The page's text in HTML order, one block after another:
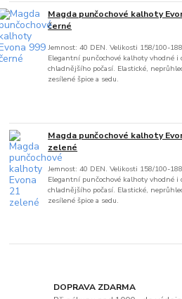
Magda punčochové kalhoty
černé
Jemnost: 40 DEN. Velikosti 158/100-
Elegantní punčochové kalhoty vhodné i
chladnějšího počasí. Elastické,
zesílené špice a sedu.
Magda punčochové kalhoty
zelené
Jemnost: 40 DEN. Velikosti 158/100-
Elegantní punčochové kalhoty vhodné i
chladnějšího počasí. Elastické,
zesílené špice a sedu.
DOPRAVA ZDARMA